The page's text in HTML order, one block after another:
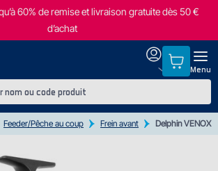
60% de remise et livraison gratuite dès 50 €
d’achat
Menu
Feeder/Pêche au coup Frein avant Delphin VENOX